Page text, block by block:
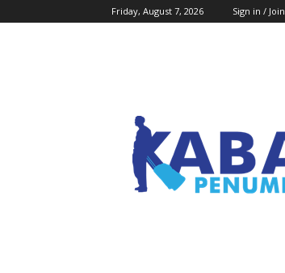
Friday, August 7, 2026 Sign in / Join